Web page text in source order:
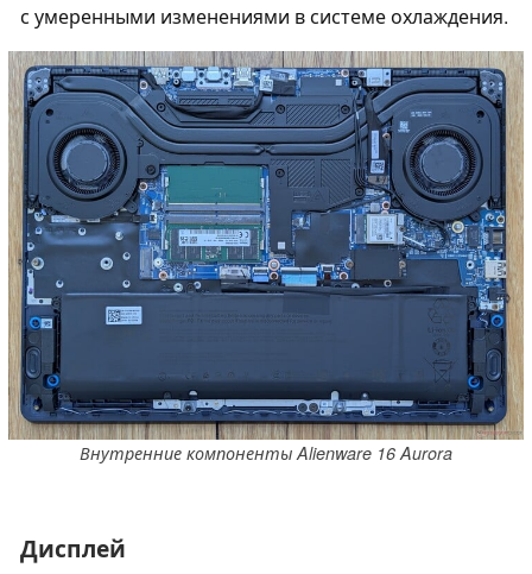
с умеренными изменениями в системе охлаждения.
Внутренние компоненты Alienware 16 Aurora
Дисплей